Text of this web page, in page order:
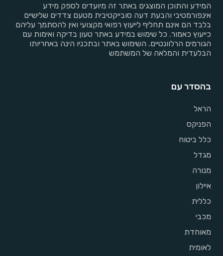
המידע והתוכן המוצגים באתר זה מיועדים לספק מידע
אינפורמטיבי והבעת דעה סובייקטיבית מטעם צדדים שלישיים
בלבד הם אינם תחליף לייעוץ רפואי מקצועי ואין להסתמך עליהם
כייעוץ כאמור. כל שימוש במידע באתר טעון בדיקה ואימות עם
הגורמים הרלוונטיים. השימוש באתר ובתכניו הינה באחריותו
הבלעדית והמלאה של המשתמש
בהסדר עם
הראל
הפניקס
כלל ביטוח
מגדל
מנורה
איילון
כללית
מכבי
מאוחדת
לאומית